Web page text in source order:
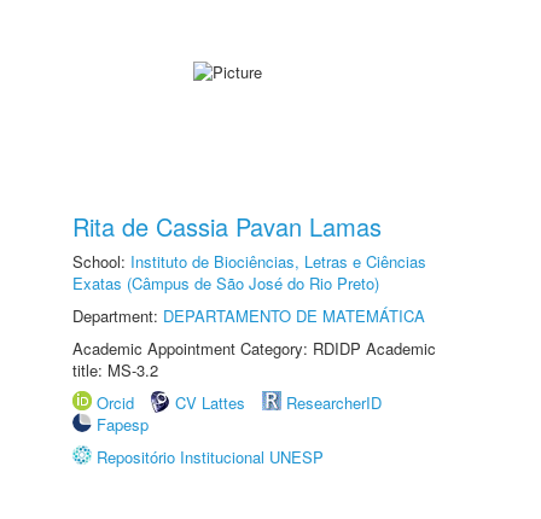
Rita de Cassia Pavan Lamas
School: Instituto de Biociências, Letras e Ciências
Exatas (Câmpus de São José do Rio Preto)
Department: DEPARTAMENTO DE MATEMÁTICA
Academic Appointment Category: RDIDP Academic
title: MS-3.2
Orcid
CV Lattes
ResearcherID
Fapesp
Repositório Institucional UNESP